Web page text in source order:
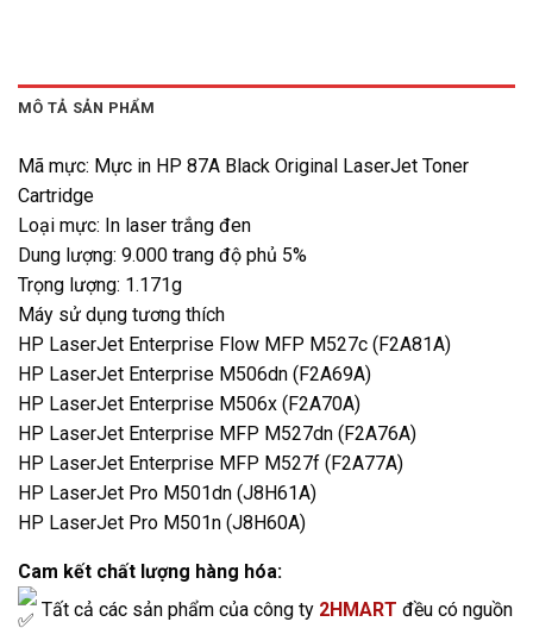
MÔ TẢ SẢN PHẨM
Mã mực: Mực in HP 87A Black Original LaserJet Toner
Cartridge
Loại mực: In laser trắng đen
Dung lượng: 9.000 trang độ phủ 5%
Trọng lượng: 1.171g
Máy sử dụng tương thích
HP LaserJet Enterprise Flow MFP M527c (F2A81A)
HP LaserJet Enterprise M506dn (F2A69A)
HP LaserJet Enterprise M506x (F2A70A)
HP LaserJet Enterprise MFP M527dn (F2A76A)
HP LaserJet Enterprise MFP M527f (F2A77A)
HP LaserJet Pro M501dn (J8H61A)
HP LaserJet Pro M501n (J8H60A)
Cam kết chất lượng hàng hóa:
Tất cả các sản phẩm của công ty 2HMART đều có nguồn